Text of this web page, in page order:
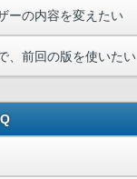
ーの内容を変えたい
、前回の版を使いたい